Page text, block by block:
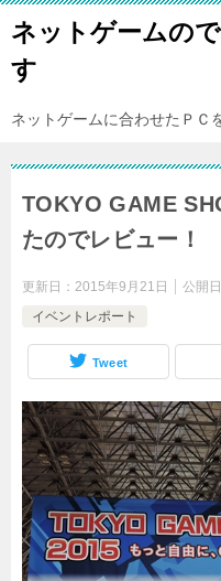
ネットゲームの
す
ネットゲームに合わせたＰＣ
TOKYO GAME
たのでレビュー！
更新日： 2015年9月21日 公開日
イベントレポート
Tweet